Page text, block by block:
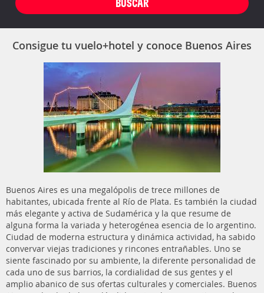
Consigue tu vuelo+hotel y conoce Buenos Aires
Buenos Aires es una megalópolis de trece millones de
habitantes, ubicada frente al Río de Plata. Es también la ciudad
más elegante y activa de Sudamérica y la que resume de
alguna forma la variada y heterogénea esencia de lo argentino.
Ciudad de moderna estructura y dinámica actividad, ha sabido
convervar viejas tradiciones y rincones entrañables. Uno se
siente fascinado por su ambiente, la diferente personalidad de
cada uno de sus barrios, la cordialidad de sus gentes y el
amplio abanico de sus ofertas culturales y comerciales. Buenos